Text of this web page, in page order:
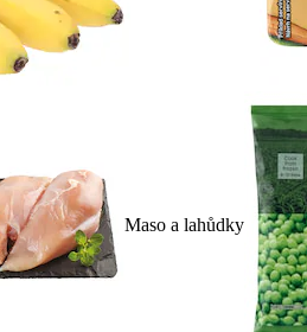
Maso a lahůdky